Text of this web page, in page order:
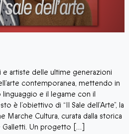
ultime generazioni
mettendo in
e il legame con il
di “Il Sale dell’Arte”, la
curata dalla storica
progetto […]
“Insolito
Marche
principali